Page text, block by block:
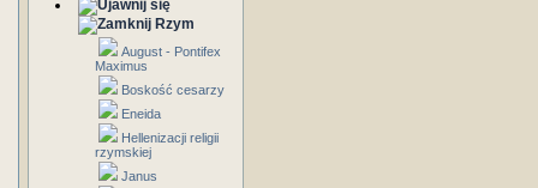
Rzym
August - Pontifex
Maximus
Boskość cesarzy
Eneida
Hellenizacji religii
rzymskiej
Janus